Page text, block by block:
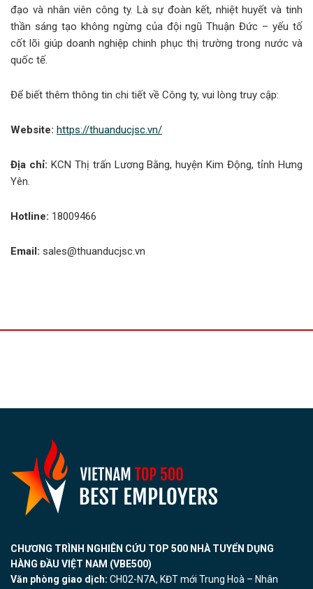
đạo và nhân viên công ty. Là sự đoàn kết, nhiệt huyết và tinh
thần sáng tạo không ngừng của đội ngũ Thuận Đức – yếu tố
cốt lõi giúp doanh nghiệp chinh phục thị trường trong nước và
quốc tế.
Để biết thêm thông tin chi tiết về Công ty, vui lòng truy cập:
Website: https://thuanducjsc.vn/
Địa chỉ: KCN Thị trấn Lương Bằng, huyện Kim Động, tỉnh Hưng
Yên.
Hotline: 18009466
Email: sales@thuanducjsc.vn